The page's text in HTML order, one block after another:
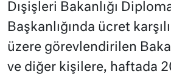
Dışişleri Bakanlığı
Başkanlığında ücret
üzere görevlendirilen
ve diğer kişilere, haftada